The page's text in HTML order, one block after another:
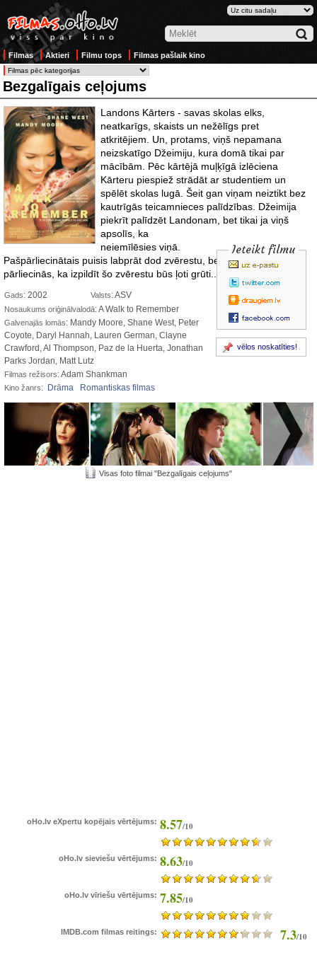
Filmas Aktieri Filmu tops Filmas pašlaik kino
Bezgalīgais ceļojums
Landons Kārters - savas skolas elks,
neatkarīgs, skaists un nežēlīgs pret
atkritējiem. Un, protams, viņš nepamana
neizskatīgo Džeimiju, kura domā tikai par
mācībām. Pēc kārtējā muļķīgā izlēciena
Kārteru piespiež strādāt ar studentiem un
spēlēt skolas lugā. Šeit gan viņam neiztikt bez
kautrīgās teicamnieces palīdzības. Džeimija
piekrīt palīdzēt Landonam, bet tikai ja viņš
apsolīs, ka
neiemīlēsies viņā.
Pašpārliecinātais puisis labprāt dod zvērestu, bet drīz viņš
pārliecinās, ka izpildīt šo zvērestu būs ļoti grūti...
Ieteikt filmu
vēlos noskatīties!
Gads: 2002 Valsts: ASV
Nosaukums oriģinālvalodā: A Walk to Remember
Galvenajās lomās: Mandy Moore, Shane West, Peter
Coyote, Daryl Hannah, Lauren German, Clayne
Crawford, Al Thompson, Paz de la Huerta, Jonathan
Parks Jordan, Matt Lutz
Filmas režisors: Adam Shankman
Kino žanrs: Drāma Romantiskas filmas
Visas foto filmai "Bezgalīgais ceļojums"
oHo.lv eXpertu kopējais vērtējums: 8.57/10
oHo.lv sieviešu vērtējums: 8.63/10
oHo.lv vīriešu vērtējums: 7.85/10
IMDB.com filmas reitings: 7.3/10